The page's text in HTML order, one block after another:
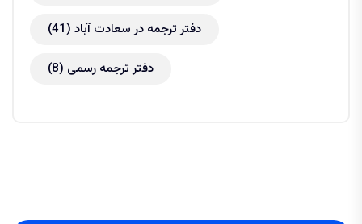
دفتر ترجمه در سعادت آباد (41)
دفتر ترجمه رسمی (8)